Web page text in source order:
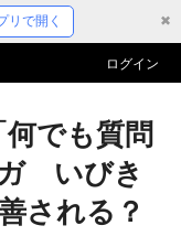
リで開く ✖
ログイン
でも質問
ガ いびき
される？